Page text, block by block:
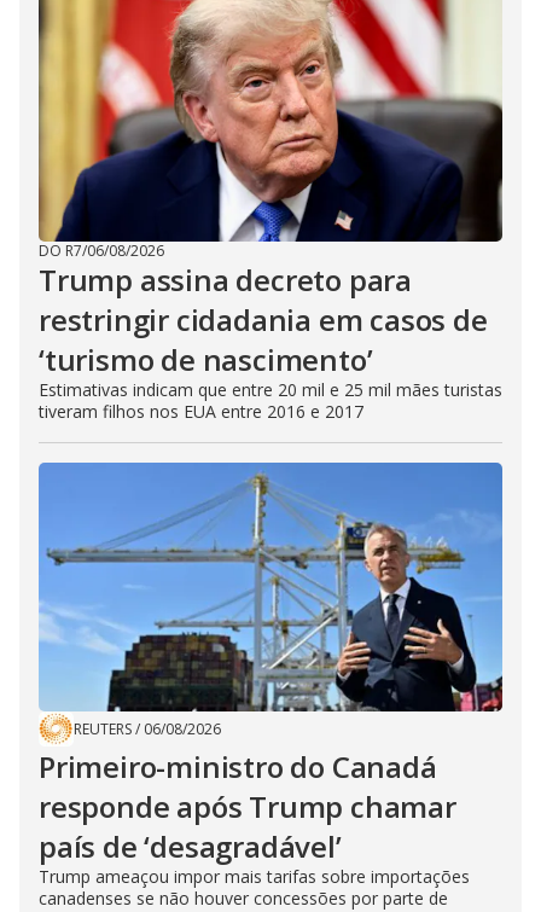
DO R7/06/08/2026
Trump assina decreto para
restringir cidadania em casos de
‘turismo de nascimento’
Estimativas indicam que entre 20 mil e 25 mil mães turistas
tiveram filhos nos EUA entre 2016 e 2017
REUTERS/ 06/08/2026
Primeiro-ministro do Canadá
responde após Trump chamar
país de ‘desagradável’
Trump ameaçou impor mais tarifas sobre importações
canadenses se não houver concessões por parte de